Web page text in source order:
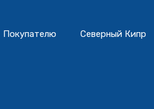
Покупателю Северный Кипр